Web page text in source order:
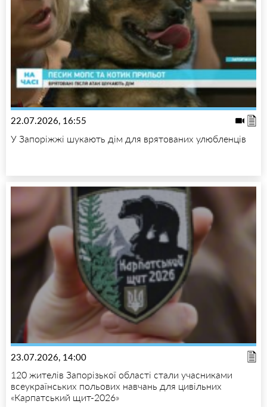
22.07.2026, 16:55
У Запоріжжі шукають дім для врятованих улюбленців
23.07.2026, 14:00
120 жителів Запорізької області стали учасниками
всеукраїнських польових навчань для цивільних
«Карпатський щит-2026»